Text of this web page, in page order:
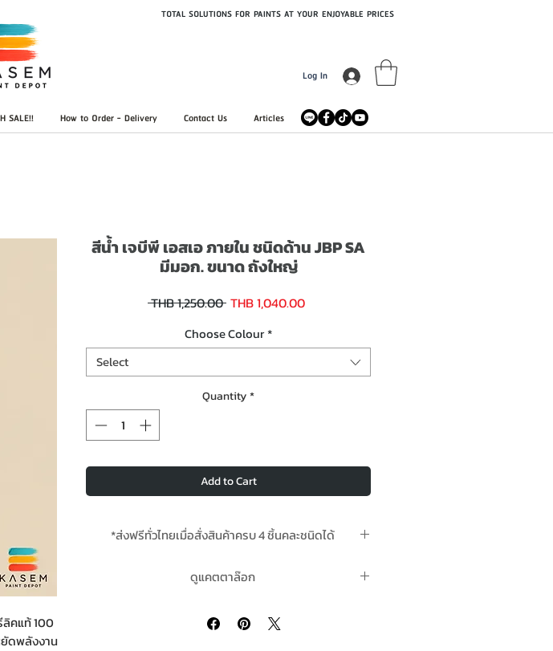
TOTAL SOLUTIONS FOR PAINTS AT YOUR ENJOYABLE PRICES
Log In
SALE!! How to Order - Delivery Contact Us Articles
ลิคแท้ 100
ดพลังงาน
สีน้ำ เจบีพี เอสเอ ภายใน ชนิดด้าน JBP SA
มีมอก. ขนาด ถังใหญ่
THB 1,250.00 Regular
THB 1,040.00Sale
Choose Colour *
Select
Quantity*
Add to Cart
*ส่งฟรีทั่วไทยเมื่อสั่งสินค้าครบ 4 ชิ้นคละชนิดได้
ดูแคตตาล๊อก